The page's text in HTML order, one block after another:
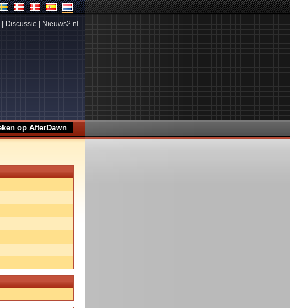
Discussie Nieuws2.nl